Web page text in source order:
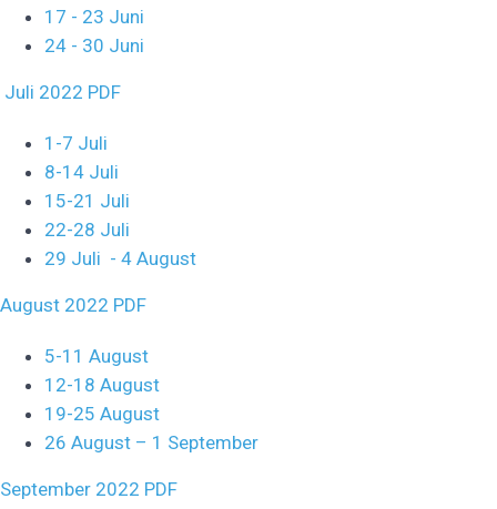
17 - 23 Juni
24 - 30 Juni
Juli 2022 PDF
1-7 Juli
8-14 Juli
15-21 Juli
22-28 Juli
29 Juli - 4 August
August 2022 PDF
5-11 August
12-18 August
19-25 August
26 August – 1 September
September 2022 PDF